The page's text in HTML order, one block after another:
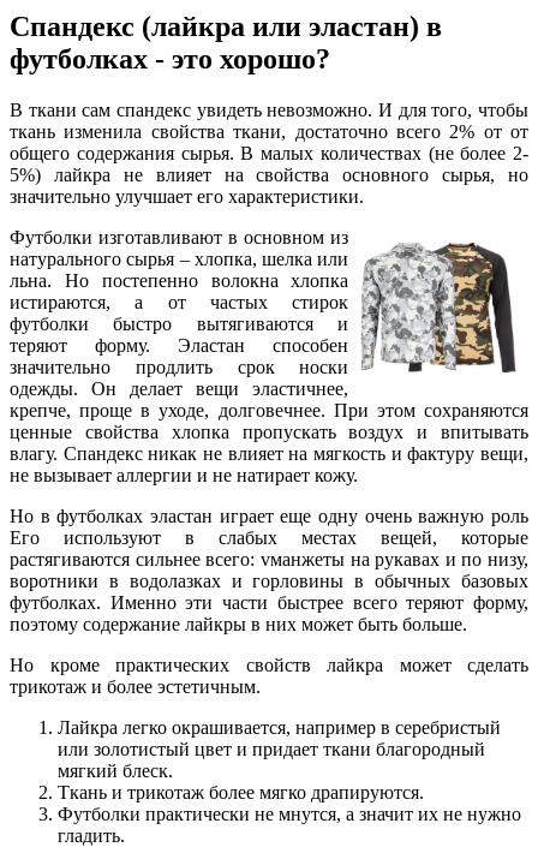
Спандекс (лайкра или эластан) в
футболках - это хорошо?
В ткани сам спандекс увидеть невозможно. И для того, чтобы
ткань изменила свойства ткани, достаточно всего 2% от от
общего содержания сырья. В малых количествах (не более 2-
5%) лайкра не влияет на свойства основного сырья, но
значительно улучшает его характеристики.
Футболки изготавливают в основном из
натурального сырья – хлопка, шелка или
льна. Но постепенно волокна хлопка
истираются, а от частых стирок
футболки быстро вытягиваются и
теряют форму. Эластан способен
значительно продлить срок носки
одежды. Он делает вещи эластичнее,
крепче, проще в уходе, долговечнее. При этом сохраняются
ценные свойства хлопка пропускать воздух и впитывать
влагу. Спандекс никак не влияет на мягкость и фактуру вещи,
не вызывает аллергии и не натирает кожу.
Но в футболках эластан играет еще одну очень важную роль
Его используют в слабых местах вещей, которые
растягиваются сильнее всего: vманжеты на рукавах и по низу,
воротники в водолазках и горловины в обычных базовых
футболках. Именно эти части быстрее всего теряют форму,
поэтому содержание лайкры в них может быть больше.
Но кроме практических свойств лайкра может сделать
трикотаж и более эстетичным.
Лайкра легко окрашивается, например в серебристый
или золотистый цвет и придает ткани благородный
мягкий блеск.
Ткань и трикотаж более мягко драпируются.
Футболки практически не мнутся, а значит их не нужно
гладить.